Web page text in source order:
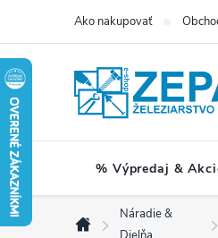
obsah
Ako nakupovať
% Výpredaj &
Domov
Náradie &